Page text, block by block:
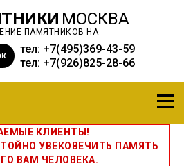
тел: +7(495)369-43-59
тел: +7(926)825-28-66
МОСКВА
ПАМЯТНИКОВ НА
КЛИЕНТЫ!
УВЕКОВЕЧИТЬ ПАМЯТЬ
ВАМ ЧЕЛОВЕКА.